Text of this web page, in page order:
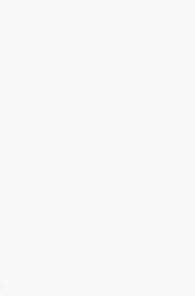
テム)